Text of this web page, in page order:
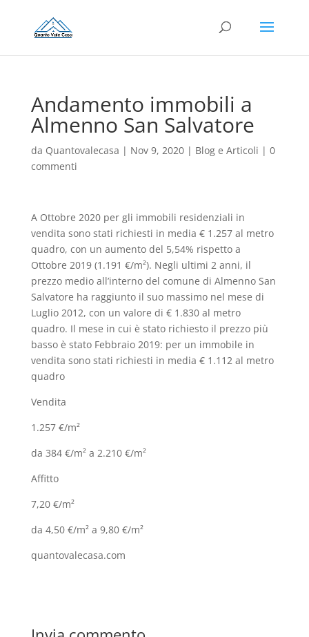
Andamento immobili a
Almenno San Salvatore
da Quantovalecasa | Nov 9, 2020| Blog e Articoli | 0
commenti
A Ottobre 2020 per gli immobili residenziali in
vendita sono stati richiesti in media € 1.257 al metro
quadro, con un aumento del 5,54% rispetto a
Ottobre 2019 (1.191 €/m²). Negli ultimi 2 anni, il
prezzo medio all’interno del comune di Almenno San
Salvatore ha raggiunto il suo massimo nel mese di
Luglio 2012, con un valore di € 1.830 al metro
quadro. Il mese in cui è stato richiesto il prezzo più
basso è stato Febbraio 2019: per un immobile in
vendita sono stati richiesti in media € 1.112 al metro
quadro
Vendita
1.257 €/m²
da 384 €/m² a 2.210 €/m²
Affitto
7,20 €/m²
da 4,50 €/m² a 9,80 €/m²
quantovalecasa.com